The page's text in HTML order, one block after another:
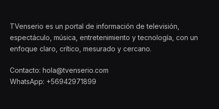
TVenserio es un portal de información de televisión,
espectáculo, música, entretenimiento y tecnología, con un
enfoque claro, crítico, mesurado y cercano.
Contacto: hola@tvenserio.com
WhatsApp: +56942971899